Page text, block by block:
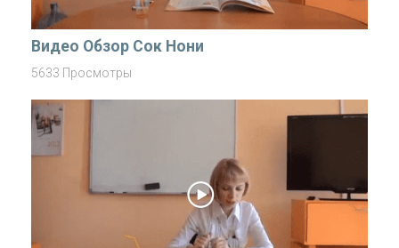
Видео Обзор Сок Нони
5633 Просмотры